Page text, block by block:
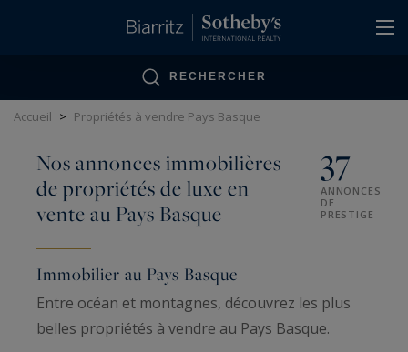
RECHERCHER
Accueil > Propriétés à vendre Pays Basque
Nos annonces immobilières
de propriétés de luxe en
vente au Pays Basque
37
ANNONCES
DE
PRESTIGE
Immobilier au Pays Basque
Entre océan et montagnes, découvrez les plus
belles propriétés à vendre au Pays Basque.